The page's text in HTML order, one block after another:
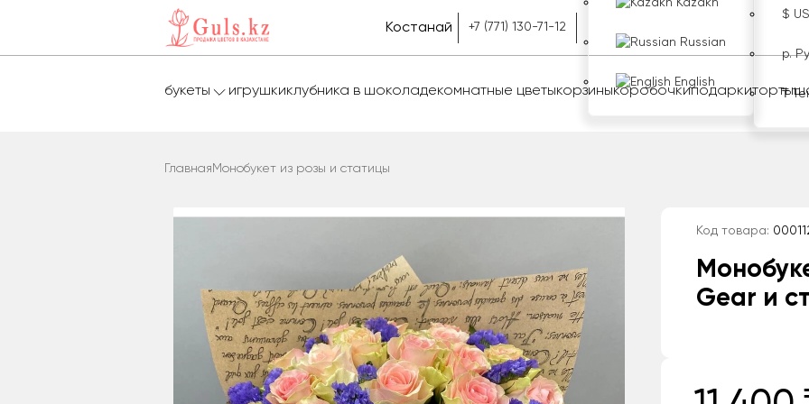
Костанай +7 (771) 130-71-12
Kazakh
Russian
English
$
р.
₸
букеты игрушкиклубника в шоколадекомнатные цветыкорзиныкоробочкиподаркиторты
Главная Монобукет из розы и статицы
Код товара:
Gear и